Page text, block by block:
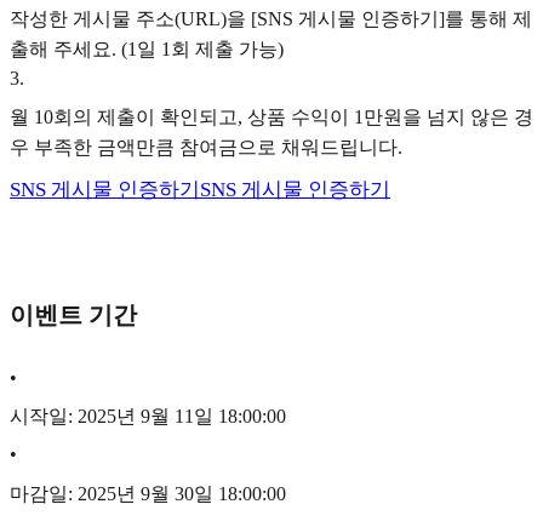
작성한 게시물 주소(URL)을 [SNS 게시물 인증하기]를 통해 제
출해 주세요. (1일 1회 제출 가능)
3.
월 10회의 제출이 확인되고, 상품 수익이 1만원을 넘지 않은 경
우 부족한 금액만큼 참여금으로 채워드립니다.
SNS 게시물 인증하기 SNS 게시물 인증하기
이벤트 기간
•
시작일: 2025년 9월 11일 18:00:00
•
마감일: 2025년 9월 30일 18:00:00